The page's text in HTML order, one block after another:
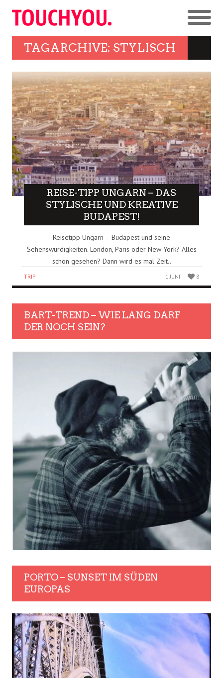
TAGARCHIVE: STYLISCH
REISE-TIPP UNGARN – DAS
STYLISCHE UND KREATIVE
BUDAPEST!
Reisetipp Ungarn – Budapest und seine
Sehenswürdigkeiten. London, Paris oder New York? Alles
schon gesehen? Dann wird es mal Zeit..
TRIP 1 JUNI 8
BART-TREND – WIE LANG DARF
DER NOCH SEIN?
PORTO – SUNSET IM SÜDEN
EUROPAS